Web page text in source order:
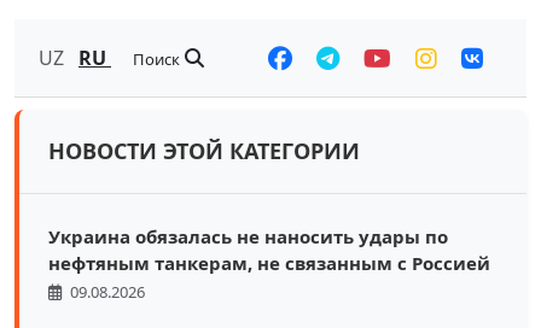
UZ RU Поиск
НОВОСТИ ЭТОЙ КАТЕГОРИИ
Украина обязалась не наносить удары по
нефтяным танкерам, не связанным с Россией
09.08.2026